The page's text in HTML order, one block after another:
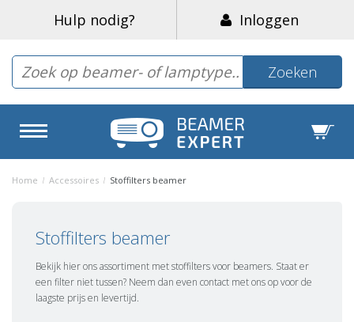
Hulp nodig? Inloggen
Zoeken
Home / Accessoires / Stoffilters beamer
Stoffilters beamer
Bekijk hier ons assortiment met stoffilters voor beamers. Staat er
een filter niet tussen? Neem dan even contact met ons op voor de
laagste prijs en levertijd.